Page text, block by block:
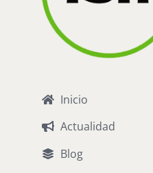
Inicio
Actualidad
Blog